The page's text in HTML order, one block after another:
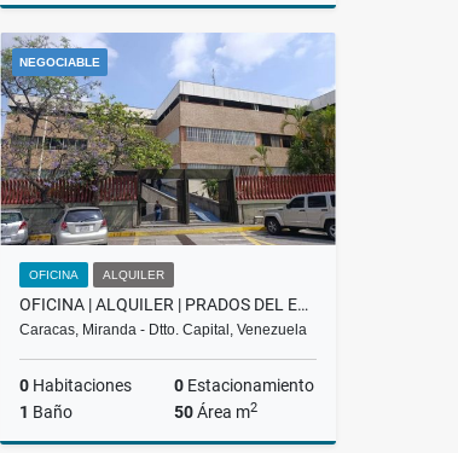
Alquiler
NEGOCIABLE
OFICINA ALQUILER
OFICINA | ALQUILER | PRADOS DEL ESTE CONCRESA
Caracas, Miranda - Dtto. Capital, Venezuela
0 Habitaciones 0 Estacionamiento
1 Baño 50Área m2